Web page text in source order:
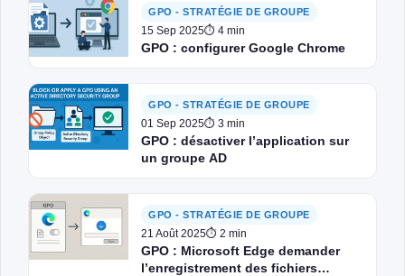
GPO - STRATÉGIE DE GROUPE
15 Sep 2025⏱ 4 min
GPO : configurer Google Chrome
GPO - STRATÉGIE DE GROUPE
01 Sep 2025⏱ 3 min
GPO : désactiver l’application sur
un groupe AD
GPO - STRATÉGIE DE GROUPE
21 Août 2025⏱ 2 min
GPO : Microsoft Edge demander
l’enregistrement des fichiers